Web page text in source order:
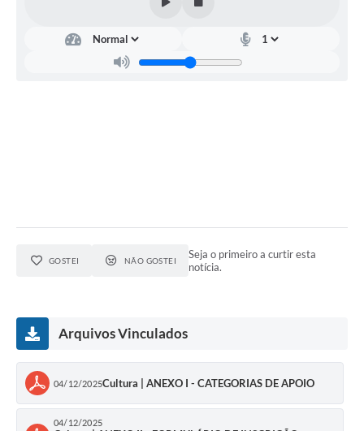
GOSTEI NÃO GOSTEI
Seja o primeiro a curtir esta
notícia.
Arquivos Vinculados
04/12/2025Cultura | ANEXO I - CATEGORIAS DE APOIO
04/12/2025